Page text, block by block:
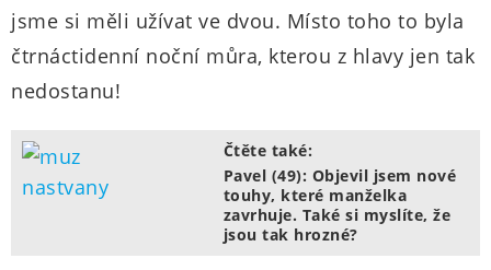
jsme si měli užívat ve dvou. Místo toho to byla
čtrnáctidenní noční můra, kterou z hlavy jen tak
nedostanu!
Čtěte také:
Pavel (49): Objevil jsem nové
touhy, které manželka
zavrhuje. Také si myslíte, že
jsou tak hrozné?